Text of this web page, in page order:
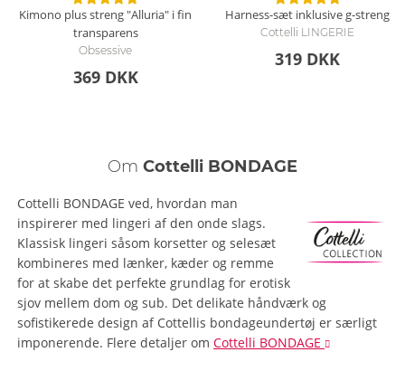
Kimono plus streng "Alluria" i fin
transparens
Obsessive
369 DKK
Harness-sæt inklusive g-streng
Cottelli LINGERIE
319 DKK
Om Cottelli BONDAGE
Cottelli BONDAGE ved, hvordan man
inspirerer med lingeri af den onde slags.
Klassisk lingeri såsom korsetter og selesæt
kombineres med lænker, kæder og remme
for at skabe det perfekte grundlag for erotisk
sjov mellem dom og sub. Det delikate håndværk og
sofistikerede design af Cottellis bondageundertøj er særligt
imponerende. Flere detaljer om Cottelli BONDAGE